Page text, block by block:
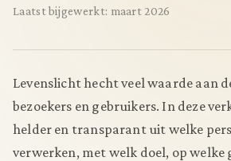
Laatst bijgewerkt: maart 2026
Levenslicht hecht veel waarde aan
bezoekers en gebruikers. In deze
helder en transparant uit welke
verwerken, met welk doel, op welke